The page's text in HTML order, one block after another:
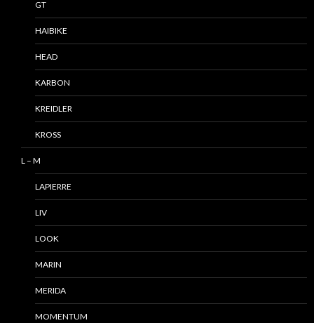
GT
HAIBIKE
HEAD
KARBON
KREIDLER
KROSS
L – M
LAPIERRE
LIV
LOOK
MARIN
MERIDA
MOMENTUM